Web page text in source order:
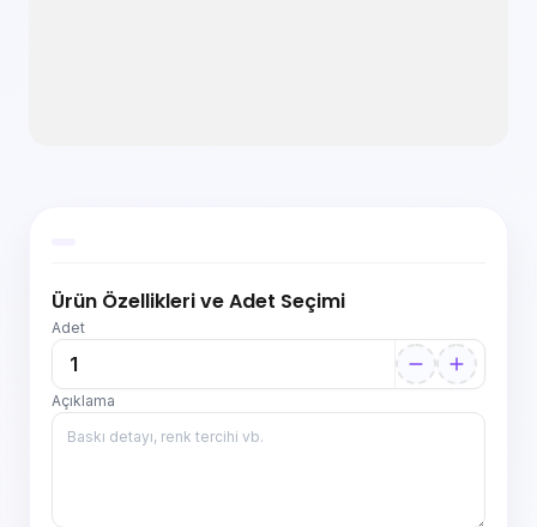
Ürün Özellikleri ve Adet Seçimi
Adet
Açıklama